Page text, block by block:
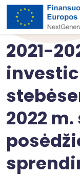
2021-
2022